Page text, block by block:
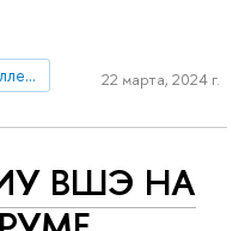
Институт искусственного интеллекта и цифровых наук
22 марта, 2024 г.
ВШЭ НА